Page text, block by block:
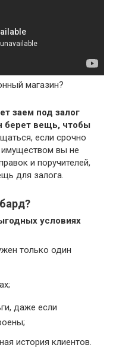
магазин?
заем под залог
берет вещь, чтобы
если срочно
имуществом вы не
и поручителей,
для залога.
условиях
только один
даже если
история клиентов.